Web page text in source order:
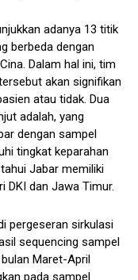
adanya 13 titik
berbeda dengan
Dalam hal ini, tim
akan signifikan
atau tidak. Dua
adalah, yang
dengan sampel
tingkat keparahan
Jabar memiliki
DKI dan Jawa Timur.
pergeseran sirkulasi
sequencing sampel
Maret-April
pada sampel